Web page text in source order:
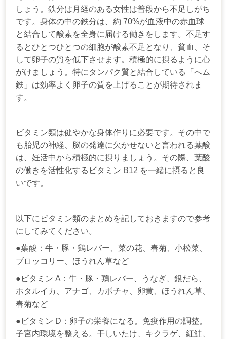
しょう。鉄分は月経のある女性は普段から不足しがち
です。身体の中の鉄分は、約 70%が血液中の赤血球
と結合して酸素を全身に届ける働きをします。不足す
るとひとつひとつの細胞が酸素不足となり、貧血、そ
して卵子の質を低下させます。積極的に摂るように心
がけましょう。特にタンパク質と結合している「へム
鉄」は効率よく卵子の質を上げることが期待されま
す。
ビタミン類は健やかな身体作りに必要です。その中で
も胎児の神経、脳の発達に欠かせないと言われる葉酸
は、妊活中から積極的に摂りましょう。その際、葉酸
の働きを活性化するビタミン B12 を一緒に摂ると良
いです。
以下にビタミン類のまとめを記しておきますので参考
にしてみてください。
●葉酸：牛・豚・鶏レバー、菜の花、春菊、小松菜、
ブロッコリー、ほうれん草など
●ビタミン A：牛・豚・鶏レバー、うなぎ、銀だら、
ホタルイカ、アナゴ、カボチャ、卵黄、ほうれん草、
春菊など
●ビタミン D：卵子の栄養になる。免疫作用の調整。
子宮内環境を整える。干しいたけ、キクラゲ、紅鮭、